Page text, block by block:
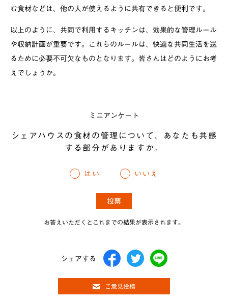
む食材などは、他の人が使えるように共有できると便利です。
以上のように、共同で利用するキッチンは、効果的な管理ルール
や収納計画が重要です。これらのルールは、快適な共同生活を送
るために必要不可欠なものとなります。皆さんはどのようにお考
えでしょうか。
ミニアンケート
シェアハウスの食材の管理について、あなたも共感
する部分がありますか。
はい いいえ
お答えいただくとこれまでの結果が表示されます。
シェアする
ご意見投稿